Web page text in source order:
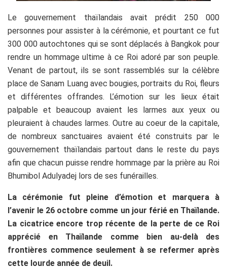
Le gouvernement thaïlandais avait prédit 250 000
personnes pour assister à la cérémonie, et pourtant ce fut
300 000 autochtones qui se sont déplacés à Bangkok pour
rendre un hommage ultime à ce Roi adoré par son peuple.
Venant de partout, ils se sont rassemblés sur la célèbre
place de Sanam Luang avec bougies, portraits du Roi, fleurs
et différentes offrandes. L’émotion sur les lieux était
palpable et beaucoup avaient les larmes aux yeux ou
pleuraient à chaudes larmes. Outre au coeur de la capitale,
de nombreux sanctuaires avaient été construits par le
gouvernement thaïlandais partout dans le reste du pays
afin que chacun puisse rendre hommage par la prière au Roi
Bhumibol Adulyadej lors de ses funérailles.
La cérémonie fut pleine d’émotion et marquera à
l’avenir le 26 octobre comme un jour férié en Thaïlande.
La cicatrice encore trop récente de la perte de ce Roi
apprécié en Thaïlande comme bien au-delà des
frontières commence seulement à se refermer après
cette lourde année de deuil.